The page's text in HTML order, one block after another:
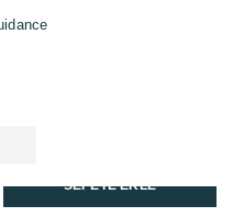
SEPETE EKLE